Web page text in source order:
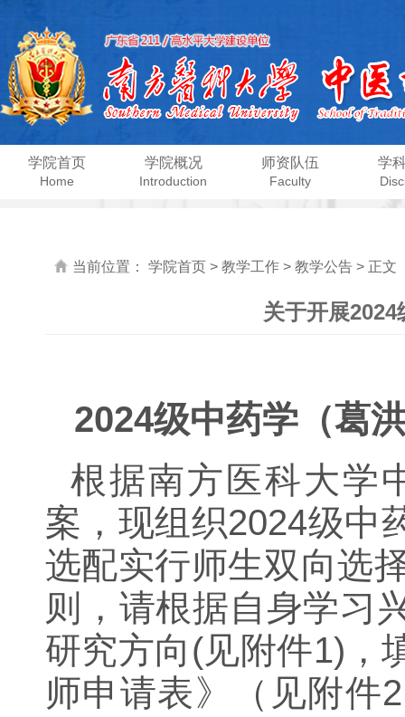
学院首页
Home
学院概况
Introduction
师资队伍
Faculty
学
当前位置： 学院首页 > 教学工作 > 教学公告 > 正文
关于开展
2024级中药学（葛
根据南方医科大学
案，现组织2024级中
选配实行师生双向选
则，请根据自身学习
研究方向(见附件1)，
师申请表》（见附件